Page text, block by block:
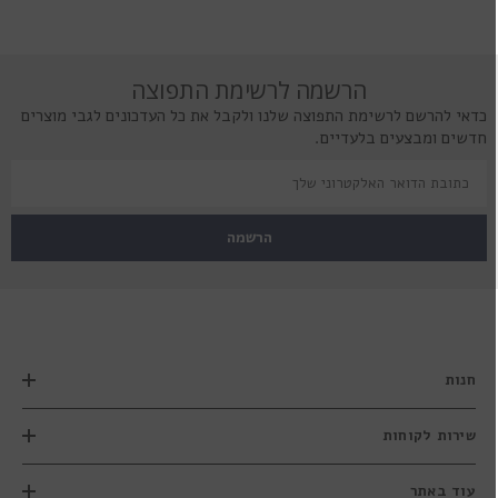
הרשמה לרשימת התפוצה
כדאי להרשם לרשימת התפוצה שלנו ולקבל את כל העדכונים לגבי מוצרים
חדשים ומבצעים בלעדיים.
הרשמה
חנות
שירות לקוחות
עוד באתר